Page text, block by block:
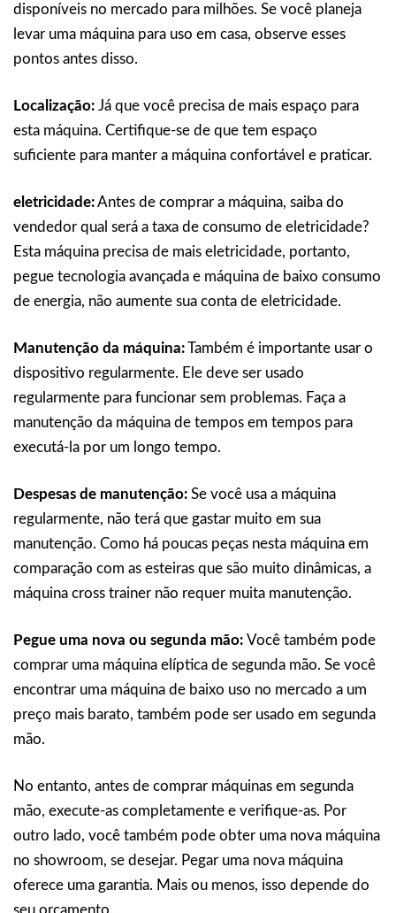
disponíveis no mercado para milhões. Se você planeja
levar uma máquina para uso em casa, observe esses
pontos antes disso.
Localização: Já que você precisa de mais espaço para
esta máquina. Certifique-se de que tem espaço
suficiente para manter a máquina confortável e praticar.
eletricidade:Antes de comprar a máquina, saiba do
vendedor qual será a taxa de consumo de eletricidade?
Esta máquina precisa de mais eletricidade, portanto,
pegue tecnologia avançada e máquina de baixo consumo
de energia, não aumente sua conta de eletricidade.
Manutenção da máquina:Também é importante usar o
dispositivo regularmente. Ele deve ser usado
regularmente para funcionar sem problemas. Faça a
manutenção da máquina de tempos em tempos para
executá-la por um longo tempo.
Despesas de manutenção: Se você usa a máquina
regularmente, não terá que gastar muito em sua
manutenção. Como há poucas peças nesta máquina em
comparação com as esteiras que são muito dinâmicas, a
máquina cross trainer não requer muita manutenção.
Pegue uma nova ou segunda mão: Você também pode
comprar uma máquina elíptica de segunda mão. Se você
encontrar uma máquina de baixo uso no mercado a um
preço mais barato, também pode ser usado em segunda
mão.
No entanto, antes de comprar máquinas em segunda
mão, execute-as completamente e verifique-as. Por
outro lado, você também pode obter uma nova máquina
no showroom, se desejar. Pegar uma nova máquina
oferece uma garantia. Mais ou menos, isso depende do
seu orçamento.